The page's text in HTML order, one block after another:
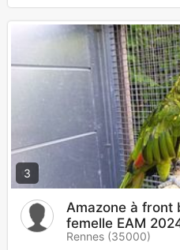
3
Amazone à front
femelle EAM
Rennes (35000)